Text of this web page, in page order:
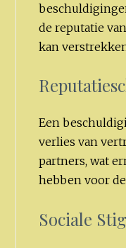
de reputatie
kan
Een
verlies van
partners, wat
hebben voor
Sociale